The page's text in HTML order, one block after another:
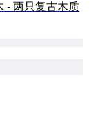
- 两只复古木质